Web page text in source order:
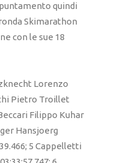
quindi
Skimarathon
con le sue 18
Lorenzo
Pietro Troillet
Filippo Kuhar
Hansjoerg
5 Cappelletti